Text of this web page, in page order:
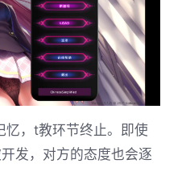
忆，t教环节终止。即使
发，对方的态度也会逐